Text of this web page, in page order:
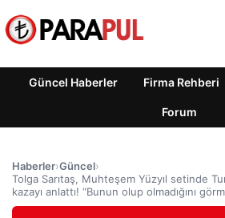
Güncel Haberler Firma Rehberi
Forum
Haberler›Güncel›
Tolga Sarıtaş, Muhteşem Yüzyıl setinde
kazayı anlattı! “Bunun olup olmadığını